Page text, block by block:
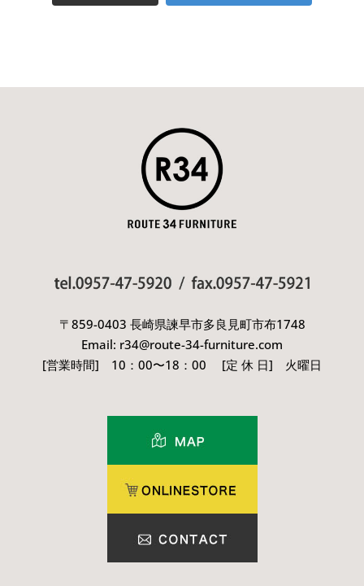
〒859-0403 長崎県諫早市多良見町市布1748
Email: r34@route-34-furniture.com
[営業時間] 10：00〜18：00 [定 休 日] 火曜日